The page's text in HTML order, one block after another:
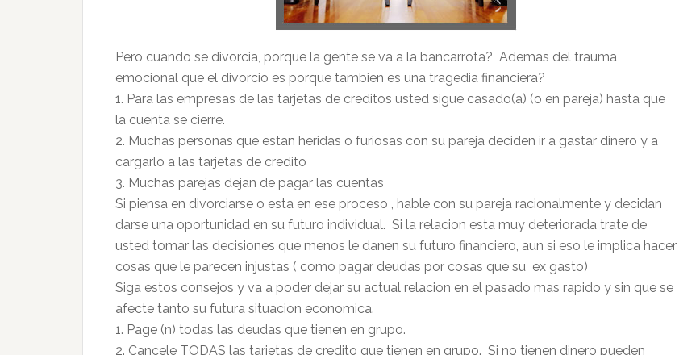
Pero cuando se divorcia, porque la gente se va a la bancarrota? Ademas del trauma
emocional que el divorcio es porque tambien es una tragedia financiera?
1. Para las empresas de las tarjetas de creditos usted sigue casado(a) (o en pareja) hasta que
la cuenta se cierre.
2. Muchas personas que estan heridas o furiosas con su pareja deciden ir a gastar dinero y a
cargarlo a las tarjetas de credito
3. Muchas parejas dejan de pagar las cuentas
Si piensa en divorciarse o esta en ese proceso , hable con su pareja racionalmente y decidan
darse una oportunidad en su futuro individual. Si la relacion esta muy deteriorada trate de
usted tomar las decisiones que menos le danen su futuro financiero, aun si eso le implica hacer
cosas que le parecen injustas ( como pagar deudas por cosas que su ex gasto)
Siga estos consejos y va a poder dejar su actual relacion en el pasado mas rapido y sin que se
afecte tanto su futura situacion economica.
1. Page (n) todas las deudas que tienen en grupo.
2. Cancele TODAS las tarjetas de credito que tienen en grupo. Si no tienen dinero pueden